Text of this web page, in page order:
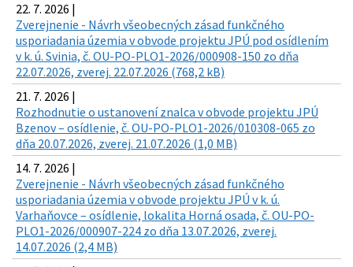
22. 7. 2026 |
Zverejnenie - Návrh všeobecných zásad funkčného
usporiadania územia v obvode projektu JPÚ pod osídlením
v k. ú. Svinia, č. OU-PO-PLO1-2026/000908-150 zo dňa
22.07.2026, zverej. 22.07.2026 (768,2 kB)
21. 7. 2026 |
Rozhodnutie o ustanovení znalca v obvode projektu JPÚ
Bzenov – osídlenie, č. OU-PO-PLO1-2026/010308-065 zo
dňa 20.07.2026, zverej. 21.07.2026 (1,0 MB)
14. 7. 2026 |
Zverejnenie - Návrh všeobecných zásad funkčného
usporiadania územia v obvode projektu JPÚ v k. ú.
Varhaňovce – osídlenie, lokalita Horná osada, č. OU-PO-
PLO1-2026/000907-224 zo dňa 13.07.2026, zverej.
14.07.2026 (2,4 MB)